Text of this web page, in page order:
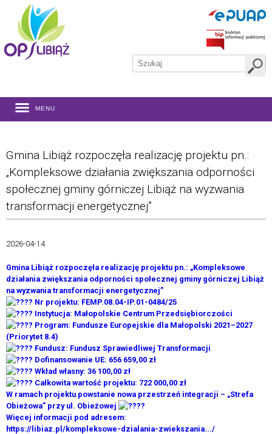
MENU
Gmina Libiąż rozpoczęła realizację projektu pn.:
„Kompleksowe działania zwiększania odporności
społecznej gminy górniczej Libiąż na wyzwania
transformacji energetycznej”
2026-04-14
Gmina Libiąż rozpoczęła realizację projektu pn.: „Kompleksowe
działania zwiększania odporności społecznej gminy górniczej Libiąż
na wyzwania transformacji energetycznej”
Nr projektu: FEMP.08.04-IP.01-0484/25
Instytucja: Małopolskie Centrum Przedsiębiorczości
Program: Fundusze Europejskie dla Małopolski 2021–2027
(Priorytet 8.4)
Fundusz: Fundusz Sprawiedliwej Transformacji
Dofinansowanie UE: 656 659,00 zł
Wkład własny: 36 100,00 zł
Całkowita wartość projektu: 722 000,00 zł
W ramach projektu powstanie nowa przestrzeń integracji – „Strefa
Obieżowa” przy ul. Obieżowej
Więcej informacji pod adresem:
https://libiaz.pl/kompleksowe-dzialania-zwiekszania.../